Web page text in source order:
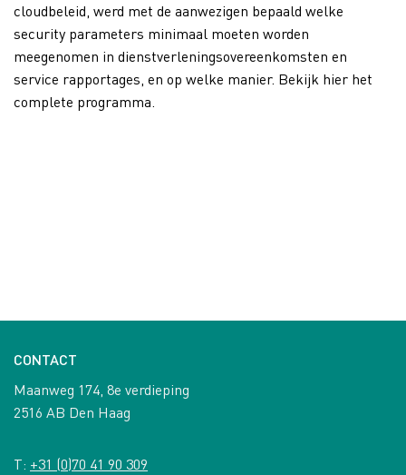
cloudbeleid, werd met de aanwezigen bepaald welke
security parameters minimaal moeten worden
meegenomen in dienstverleningsovereenkomsten en
service rapportages, en op welke manier. Bekijk hier het
complete programma.
CONTACT
Maanweg 174, 8e verdieping
2516 AB Den Haag
T: +31 (0)70 41 90 309